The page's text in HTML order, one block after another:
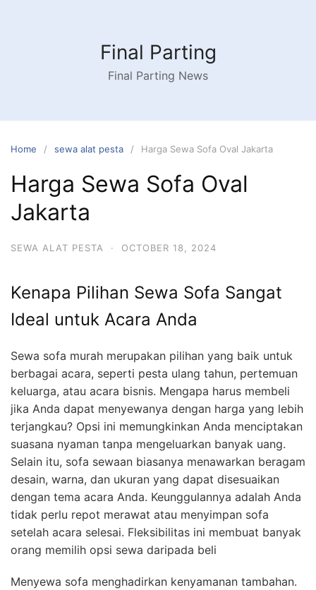
Final Parting
Final Parting News
Home sewa alat pesta Harga Sewa Sofa Oval Jakarta
Harga Sewa Sofa Oval
Jakarta
SEWA ALAT PESTA · OCTOBER 18, 2024
Kenapa Pilihan Sewa Sofa Sangat
Ideal untuk Acara Anda
Sewa sofa murah merupakan pilihan yang baik untuk
berbagai acara, seperti pesta ulang tahun, pertemuan
keluarga, atau acara bisnis. Mengapa harus membeli
jika Anda dapat menyewanya dengan harga yang lebih
terjangkau? Opsi ini memungkinkan Anda menciptakan
suasana nyaman tanpa mengeluarkan banyak uang.
Selain itu, sofa sewaan biasanya menawarkan beragam
desain, warna, dan ukuran yang dapat disesuaikan
dengan tema acara Anda. Keunggulannya adalah Anda
tidak perlu repot merawat atau menyimpan sofa
setelah acara selesai. Fleksibilitas ini membuat banyak
orang memilih opsi sewa daripada beli
Menyewa sofa menghadirkan kenyamanan tambahan.